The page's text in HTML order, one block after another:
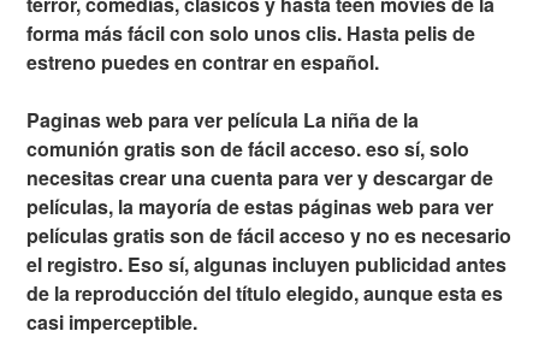
forma más fácil con solo unos clis. Hasta pelis de
estreno puedes en contrar en español.
Paginas web para ver película La niña de la
comunión gratis son de fácil acceso. eso sí, solo
necesitas crear una cuenta para ver y descargar de
películas, la mayoría de estas páginas web para ver
películas gratis son de fácil acceso y no es necesario
el registro. Eso sí, algunas incluyen publicidad antes
de la reproducción del título elegido, aunque esta es
casi imperceptible.